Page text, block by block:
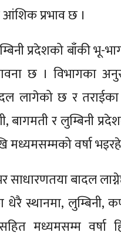
आंशिक प्रभाव छ ।
प्रदेशको बाँकी भू-
छ । विभागका
लागेको छ र
बागमती र लुम्बिनी
मध्यमसम्मको वर्षा
बादल
धेरै स्थानमा, लुम्बिनी,
मध्यमसम्म